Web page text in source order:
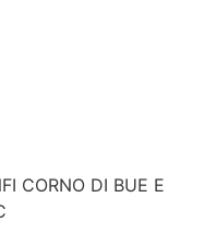
CORNO DI BUE E